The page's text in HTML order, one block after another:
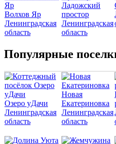
Волхов Яр
Ленинградская
область
Ладожский
простор
Ленинградская
область
Популярные
Озеро уДачи
Ленинградская
область
Новая
Екатериновка
Ленинградская
область